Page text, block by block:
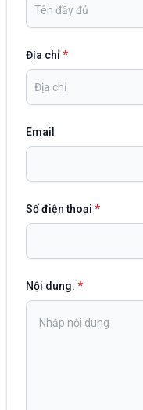
Địa chỉ*
Email
Số điện thoại *
Nội dung: *